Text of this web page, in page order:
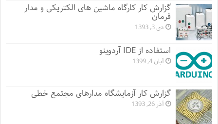
گزارش کار کارگاه ماشین های الکتریکی و مدار
فرمان
دی 3, 1393
استفاده از IDE آردوینو
آبان 4, 1399
گزارش کار آزمایشگاه مدارهای مجتمع خطی
آذر 26, 1393